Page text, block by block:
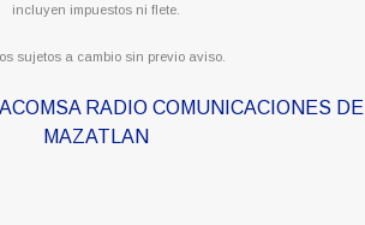
incluyen impuestos ni flete.
sujetos a cambio sin previo aviso.
RADIO COMUNICACIONES DE
MAZATLAN